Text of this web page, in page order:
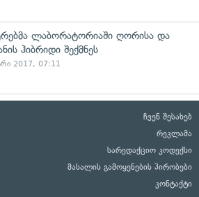
ლაბორატორიაში ღორისა და
ჰიბრიდი შექმნეს
2017, 07:11
ჩვენ შესახებ
რეკლამა
სარედაქციო კოდექსი
მასალის გამოყენების პირობები
კონტაქტი